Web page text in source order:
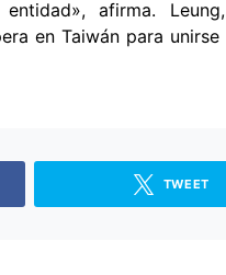
afirma.
en Taiwán para
TWEET